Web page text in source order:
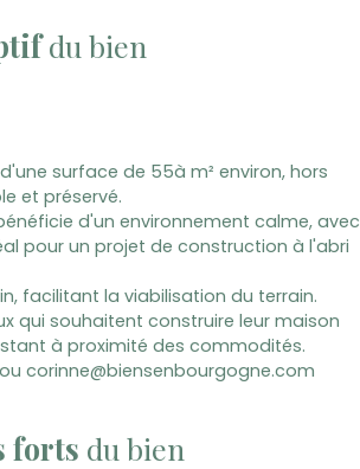
du bien
surface de 55à m² environ, hors
et préservé.
d'un environnement calme, avec
pour un projet de construction à l'abri
facilitant la viabilisation du terrain.
qui souhaitent construire leur maison
à proximité des commodités.
corinne@biensenbourgogne.com
forts du bien